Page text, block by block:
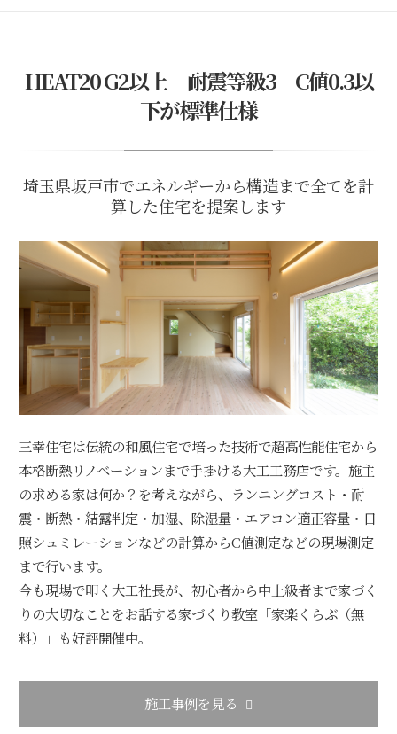
2026/08/07
2026.8.22-23【所沢・小径の奥の静邸】 体感型
完成見学会
HEAT20 G2以上 耐震等級3 C値0.3以
下が標準仕様
埼玉県坂戸市でエネルギーから構造まで全てを計
算した住宅を提案します
三幸住宅は伝統の和風住宅で培った技術で超高性能住宅から
本格断熱リノベーションまで手掛ける大工工務店です。施主
の求める家は何か？を考えながら、ランニングコスト・耐
震・断熱・結露判定・加湿、除湿量・エアコン適正容量・日
照シュミレーションなどの計算からC値測定などの現場測定
まで行います。
今も現場で叩く大工社長が、初心者から中上級者まで家づく
りの大切なことをお話する家づくり教室「家楽くらぶ（無
料）」も好評開催中。
施工事例を見る